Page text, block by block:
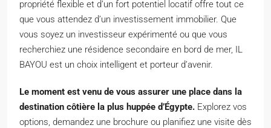
propriété flexible et d’un fort potentiel locatif offre tout ce
que vous attendez d’un investissement immobilier. Que
vous soyez un investisseur expérimenté ou que vous
recherchiez une résidence secondaire en bord de mer, IL
BAYOU est un choix intelligent et porteur d’avenir.
Le moment est venu de vous assurer une place dans la
destination côtière la plus huppée d’Égypte. Explorez vos
options, demandez une brochure ou planifiez une visite dès